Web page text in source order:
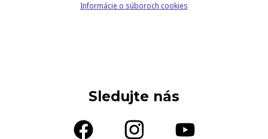
Informácie o súboroch cookies
Sledujte nás